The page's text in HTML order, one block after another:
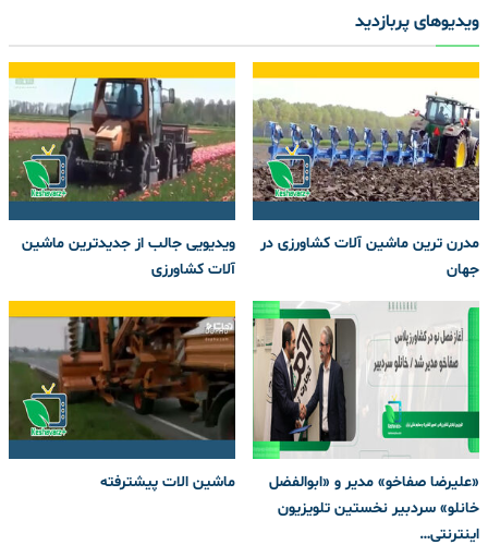
ویدیوهای پربازدید
مدرن ترین ماشین آلات کشاورزی در
جهان
ویدیویی جالب از جدیدترین ماشین
آلات کشاورزی
«علیرضا صفاخو» مدیر و «ابوالفضل
خانلو» سردبیر نخستین تلویزیون
اینترنتی…
ماشین الات پیشترفته